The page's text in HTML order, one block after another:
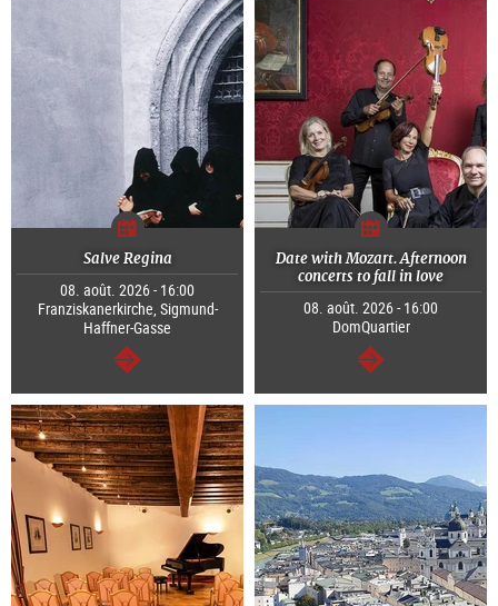
Salve Regina
08. août. 2026 - 16:00
Franziskanerkirche, Sigmund-
Haffner-Gasse
Continuer
Date with Mozart. Afternoon
concerts to fall in love
08. août. 2026 - 16:00
DomQuartier
Continuer